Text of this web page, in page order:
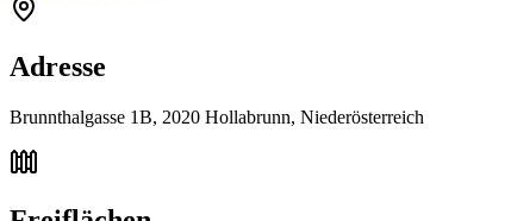
Adresse
Brunnthalgasse 1B, 2020 Hollabrunn, Niederösterreich